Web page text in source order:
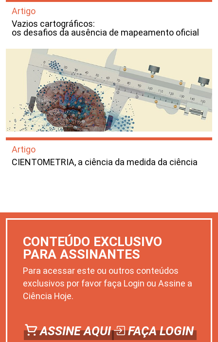
Artigo
Vazios cartográficos:
os desafios da ausência de mapeamento oficial
Artigo
CIENTOMETRIA, a ciência da medida da ciência
CONTEÚDO EXCLUSIVO
PARA ASSINANTES
Para acessar este ou outros conteúdos
exclusivos por favor faça Login ou Assine a
Ciência Hoje.
ASSINE AQUI FAÇA LOGIN